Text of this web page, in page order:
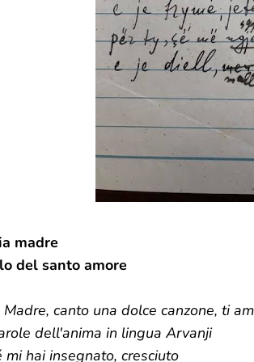
madre
del santo amore
Madre, canto una dolce canzone, ti
dell'anima in lingua Arvanji
mi hai insegnato, cresciuto